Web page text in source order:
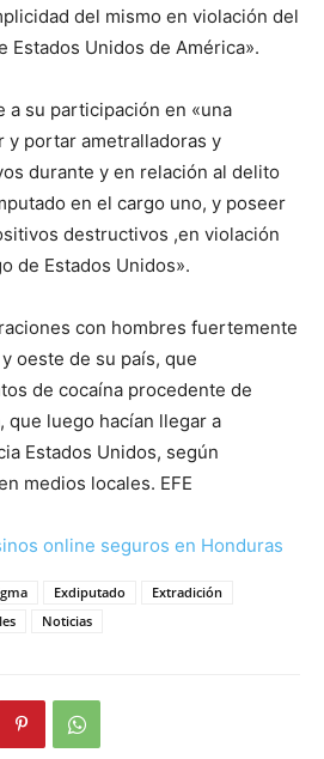
del mismo en violación del
Estados Unidos de América».
a su participación en «una
y portar ametralladoras y
durante y en relación al delito
en el cargo uno, y poseer
destructivos ,en violación
de Estados Unidos».
con hombres fuertemente
oeste de su país, que
de cocaína procedente de
que luego hacían llegar a
Estados Unidos, según
medios locales. EFE
online seguros en Honduras
Exdiputado
Extradición
Noticias